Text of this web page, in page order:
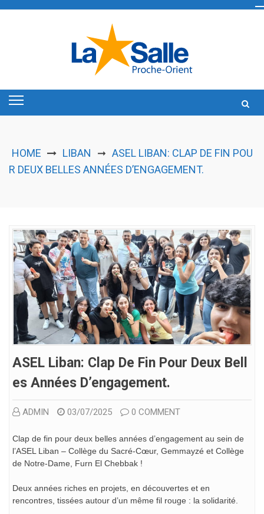
HOME LIBAN ➞ ASEL LIBAN: CLAP DE FIN POU
R DEUX BELLES ANNÉES D’ENGAGEMENT.
ASEL Liban: Clap De Fin Pour Deux Bell
Es Années D’engagement.
ADMIN 03/07/2025 0 COMMENT
Clap de fin pour deux belles années d’engagement au sein de
l’ASEL Liban – Collège du Sacré-Cœur, Gemmayzé et Collège
de Notre-Dame, Furn El Chebbak !
Deux années riches en projets, en découvertes et en
rencontres, tissées autour d’un même fil rouge : la solidarité.